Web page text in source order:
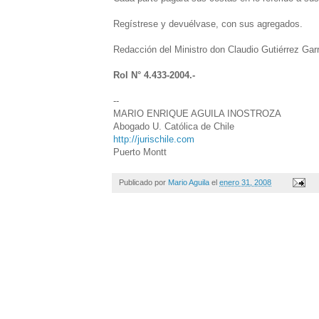
Regístrese y devuélvase, con sus agregados.
Redacción del Ministro don Claudio Gutiérrez
Rol N° 4.433-2004.-
--
MARIO ENRIQUE AGUILA INOSTROZA
Abogado U. Católica de Chile
http://jurischile.com
Puerto Montt
Publicado por Mario Aguila el enero 31, 2008